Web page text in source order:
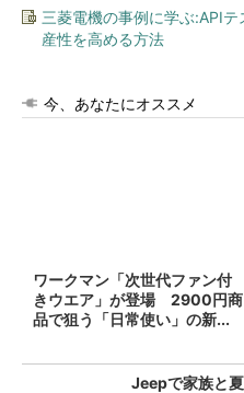
三菱電機の事例に学ぶ:API
産性を高める方法
今、あなたにオススメ
ワークマン「次世代ファン付
きウエア」が登場 2900円商
品で狙う「日常使い」の新...
Jeepで家族と